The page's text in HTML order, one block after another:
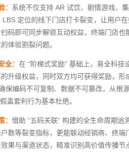
： 系统不仅支持 AR 试饮、剧情游戏、
定位的线下门店打卡裂变，让用户
码即可同步解锁互动权益，终端门店
体验割裂问题。
全： 在 “阶梯式奖励” 基础上，易全科技
升级权益，同时双方均可获得奖励，
保编码不可复制、数据不可篡改，从根
盖套利行为基本杜绝。
借助 “五码关联” 构建的全生命周期
数等裂变指标，更能联动经销商、终
果与渠道状态，精准识别高价值传播